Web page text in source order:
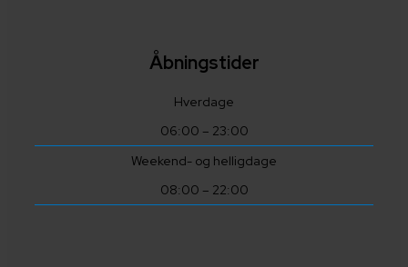
Åbningstider
Hverdage
06:00 – 23:00
Weekend- og helligdage
08:00 – 22:00